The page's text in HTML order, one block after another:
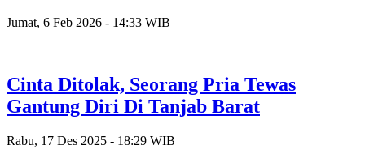
Jumat, 6 Feb 2026 - 14:33 WIB
Cinta Ditolak, Seorang Pria Tewas
Gantung Diri Di Tanjab Barat
Rabu, 17 Des 2025 - 18:29 WIB